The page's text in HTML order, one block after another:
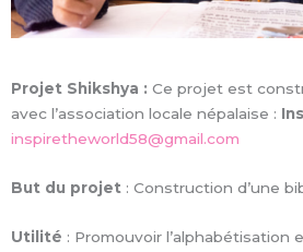
Projet Shikshya : Ce projet est
avec l’association locale népalaise :
inspiretheworld58@gmail.com
But du projet : Construction d’une
Utilité : Promouvoir l’alphabétisation